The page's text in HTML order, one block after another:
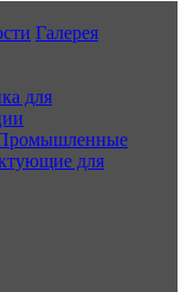
Галерея
для
для